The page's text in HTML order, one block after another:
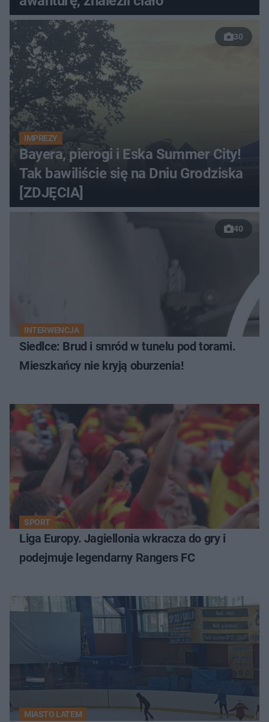
30
IMPREZY
Bayera, pierogi i Eska Summer City!
Tak bawiliście się na Dniu Grodziska
[ZDJĘCIA]
40
INTERWENCJA
Siedlce: Brud i smród w tunelu pod torami.
Mieszkańcy nie kryją oburzenia!
SPORT
Liga Europy. Jagiellonia wkracza do gry i
podejmuje legendarny Rangers FC
MIASTO LATEM